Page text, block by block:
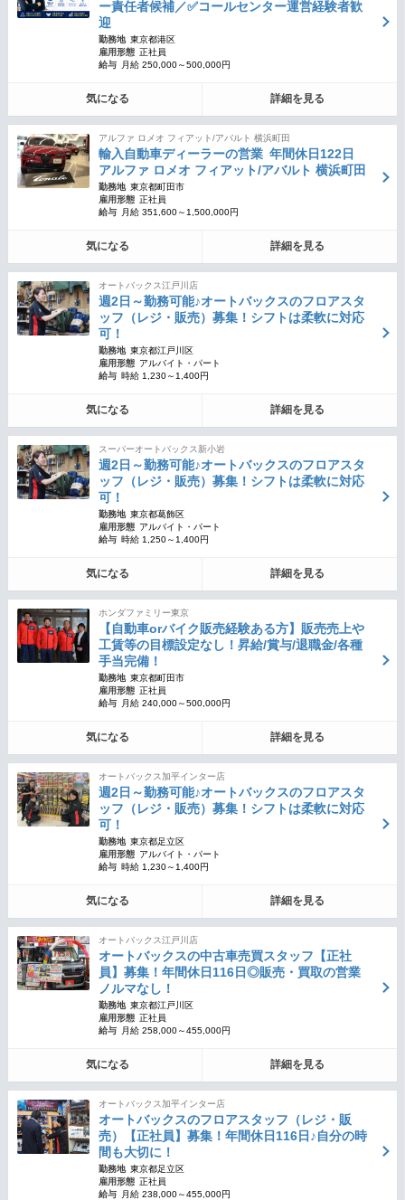
ー責任者候補／✅コールセンター運営経験者歓
迎
勤務地 東京都港区
雇用形態 正社員
給与
月給 250,000～500,000円
気になる 詳細を見る
アルファ ロメオ フィアット/アバルト 横浜町田
輸入自動車ディーラーの営業 年間休日122日
アルファ ロメオ フィアット/アバルト 横浜町田
勤務地 東京都町田市
雇用形態 正社員
給与
月給 351,600～1,500,000円
気になる 詳細を見る
オートバックス江戸川店
週2日～勤務可能♪オートバックスのフロアスタ
ッフ（レジ・販売）募集！シフトは柔軟に対応
可！
勤務地 東京都江戸川区
雇用形態 アルバイト・パート
給与 時給 1,230～1,400円
気になる 詳細を見る
スーパーオートバックス新小岩
週2日～勤務可能♪オートバックスのフロアスタ
ッフ（レジ・販売）募集！シフトは柔軟に対応
可！
勤務地 東京都葛飾区
雇用形態 アルバイト・パート
給与 時給 1,250～1,400円
気になる 詳細を見る
ホンダファミリー東京
【自動車orバイク販売経験ある方】販売売上や
工賃等の目標設定なし！昇給/賞与/退職金/各種
手当完備！
勤務地 東京都町田市
雇用形態 正社員
給与
月給 240,000～500,000円
気になる 詳細を見る
オートバックス加平インター店
週2日～勤務可能♪オートバックスのフロアスタ
ッフ（レジ・販売）募集！シフトは柔軟に対応
可！
勤務地 東京都足立区
雇用形態 アルバイト・パート
給与 時給 1,230～1,400円
気になる 詳細を見る
オートバックス江戸川店
オートバックスの中古車売買スタッフ【正社
員】募集！年間休日116日◎販売・買取の営業
ノルマなし！
勤務地 東京都江戸川区
雇用形態 正社員
給与
月給 258,000～455,000円
気になる 詳細を見る
オートバックス加平インター店
オートバックスのフロアスタッフ（レジ・販
売）【正社員】募集！年間休日116日♪自分の時
間も大切に！
勤務地 東京都足立区
雇用形態 正社員
給与
月給 238,000～455,000円